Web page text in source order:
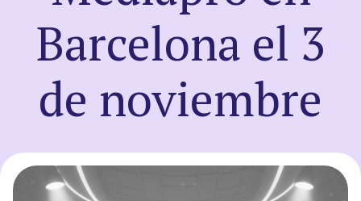
Registro
Entrar
Barcelona el 3
de noviembre